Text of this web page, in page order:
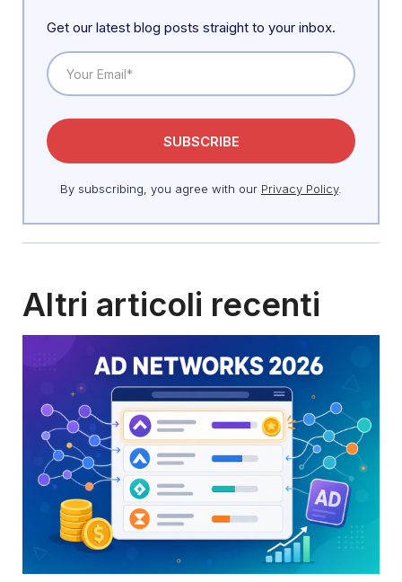
Get our latest blog posts straight to your inbox.
By subscribing, you agree with our Privacy Policy.
Altri articoli recenti